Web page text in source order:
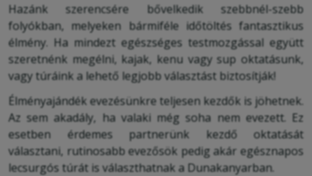
Hazánk szerencsére bővelkedik szebbnél-szebb
folyókban, melyeken bármiféle időtöltés fantasztikus
élmény. Ha mindezt egészséges testmozgással együtt
szeretnénk megélni, kajak, kenu vagy sup oktatásunk,
vagy túráink a lehető legjobb választást biztosítják!
Élményajándék evezésünkre teljesen kezdők is jöhetnek.
Az sem akadály, ha valaki még soha nem evezett. Ez
esetben érdemes partnerünk kezdő oktatását
választani, rutinosabb evezősök pedig akár egésznapos
lecsurgós túrát is választhatnak a Dunakanyarban.